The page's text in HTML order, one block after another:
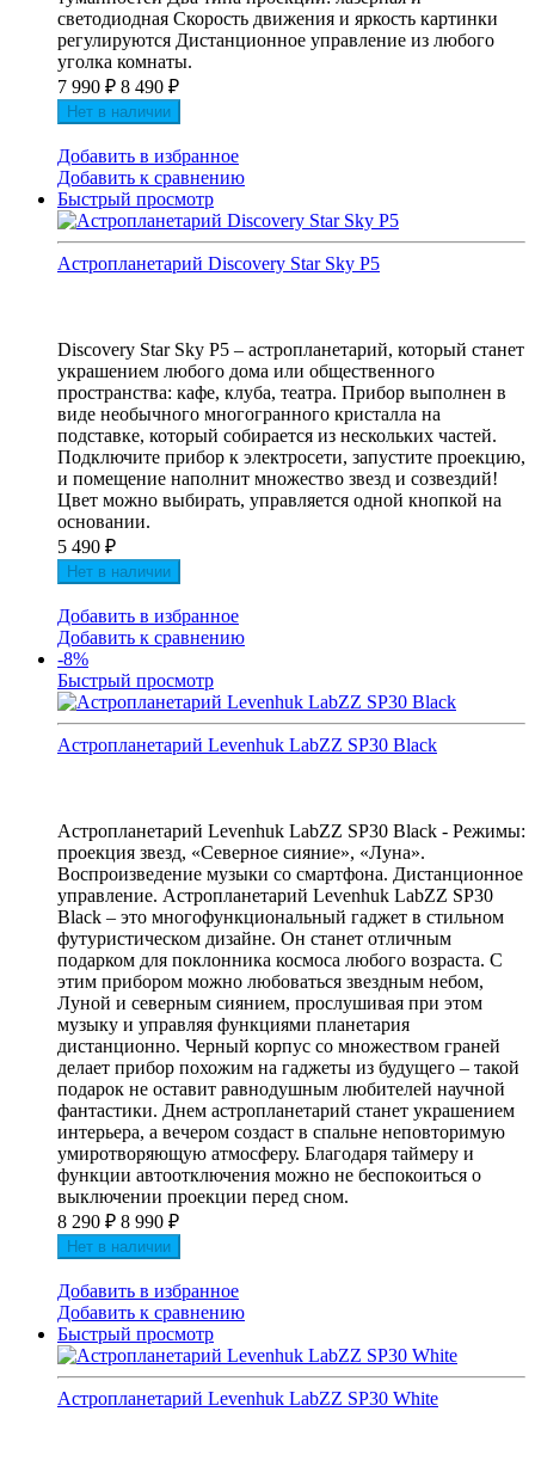
светодиодная Скорость движения и яркость картинки
регулируются Дистанционное управление из любого
уголка комнаты.
7 990 ₽ 8 490 ₽
Нет в наличии
Добавить в избранное
Добавить к сравнению
Быстрый просмотр
Астропланетарий Discovery Star Sky P5
Discovery Star Sky P5 – астропланетарий, который станет
украшением любого дома или общественного
пространства: кафе, клуба, театра. Прибор выполнен в
виде необычного многогранного кристалла на
подставке, который собирается из нескольких частей.
Подключите прибор к электросети, запустите проекцию,
и помещение наполнит множество звезд и созвездий!
Цвет можно выбирать, управляется одной кнопкой на
основании.
5 490 ₽
Нет в наличии
Добавить в избранное
Добавить к сравнению
-8%
Быстрый просмотр
Астропланетарий Levenhuk LabZZ SP30 Black
Астропланетарий Levenhuk LabZZ SP30 Black - Режимы:
проекция звезд, «Северное сияние», «Луна».
Воспроизведение музыки со смартфона. Дистанционное
управление. Астропланетарий Levenhuk LabZZ SP30
Black – это многофункциональный гаджет в стильном
футуристическом дизайне. Он станет отличным
подарком для поклонника космоса любого возраста. С
этим прибором можно любоваться звездным небом,
Луной и северным сиянием, прослушивая при этом
музыку и управляя функциями планетария
дистанционно. Черный корпус со множеством граней
делает прибор похожим на гаджеты из будущего – такой
подарок не оставит равнодушным любителей научной
фантастики. Днем астропланетарий станет украшением
интерьера, а вечером создаст в спальне неповторимую
умиротворяющую атмосферу. Благодаря таймеру и
функции автоотключения можно не беспокоиться о
выключении проекции перед сном.
8 290 ₽ 8 990 ₽
Нет в наличии
Добавить в избранное
Добавить к сравнению
Быстрый просмотр
Астропланетарий Levenhuk LabZZ SP30 White